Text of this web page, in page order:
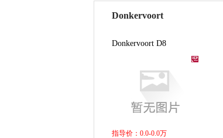
Donkervoort
Donkervoort D8
指导价：0.0-0.0万